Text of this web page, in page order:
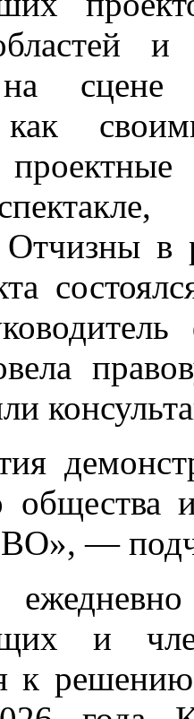
и
сцене
как
Отчизны в
—
и
к